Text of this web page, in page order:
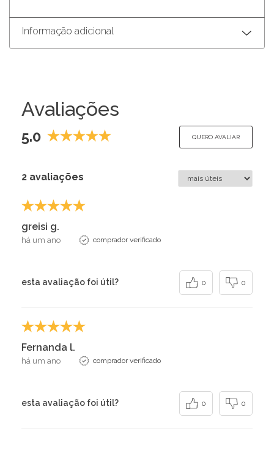
Informação adicional
Avaliações
5.0 QUERO AVALIAR
2 avaliações
greisi g.
há um ano comprador verificado
esta avaliação foi útil? 0 0
Fernanda l.
há um ano comprador verificado
esta avaliação foi útil? 0 0